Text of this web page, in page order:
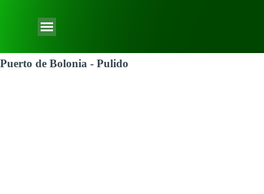
Puerto de Bolonia - Pulido